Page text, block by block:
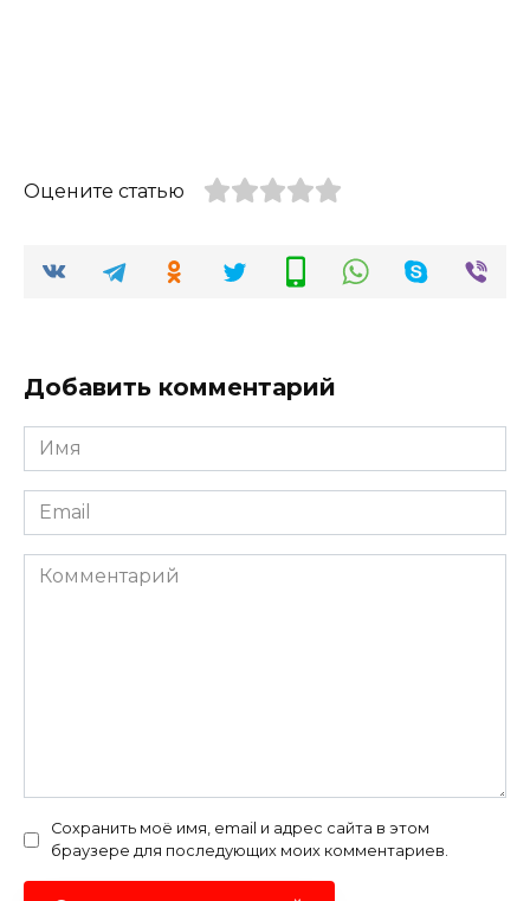
Оцените статью
Добавить комментарий
Имя
*
Email
*
Комментарий
Сохранить моё имя, email и адрес сайта в этом
браузере для последующих моих комментариев.